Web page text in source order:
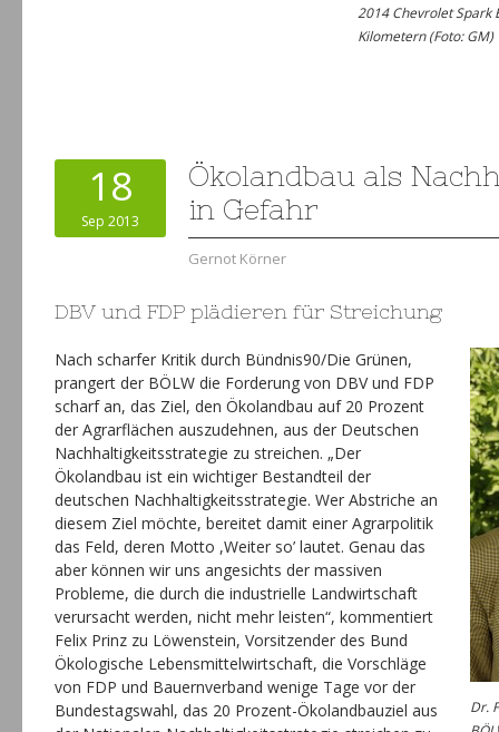
2014 Chevrolet Spark
Kilometern (Foto: GM)
18
Sep 2013
Ökolandbau als
in Gefahr
Gernot Körner
DBV und FDP plädieren für Streichung
Dr.
Nach scharfer Kritik durch Bündnis90/Die Grünen,
prangert der BÖLW die Forderung von DBV und FDP
scharf an, das Ziel, den Ökolandbau auf 20 Prozent
der Agrarflächen auszudehnen, aus der Deutschen
Nachhaltigkeitsstrategie zu streichen. „Der
Ökolandbau ist ein wichtiger Bestandteil der
deutschen Nachhaltigkeitsstrategie. Wer Abstriche an
diesem Ziel möchte, bereitet damit einer Agrarpolitik
das Feld, deren Motto ,Weiter so’ lautet. Genau das
aber können wir uns angesichts der massiven
Probleme, die durch die industrielle Landwirtschaft
verursacht werden, nicht mehr leisten“, kommentiert
Felix Prinz zu Löwenstein, Vorsitzender des Bund
Ökologische Lebensmittelwirtschaft, die Vorschläge
von FDP und Bauernverband wenige Tage vor der
Bundestagswahl, das 20 Prozent-Ökolandbauziel aus